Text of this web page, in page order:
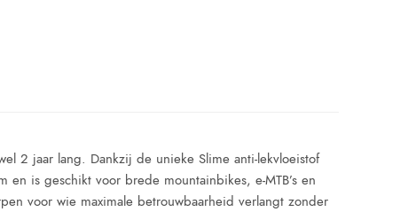
2 jaar lang. Dankzij de unieke Slime anti-lekvloeistof
is geschikt voor brede mountainbikes, e-MTB’s en
voor wie maximale betrouwbaarheid verlangt zonder